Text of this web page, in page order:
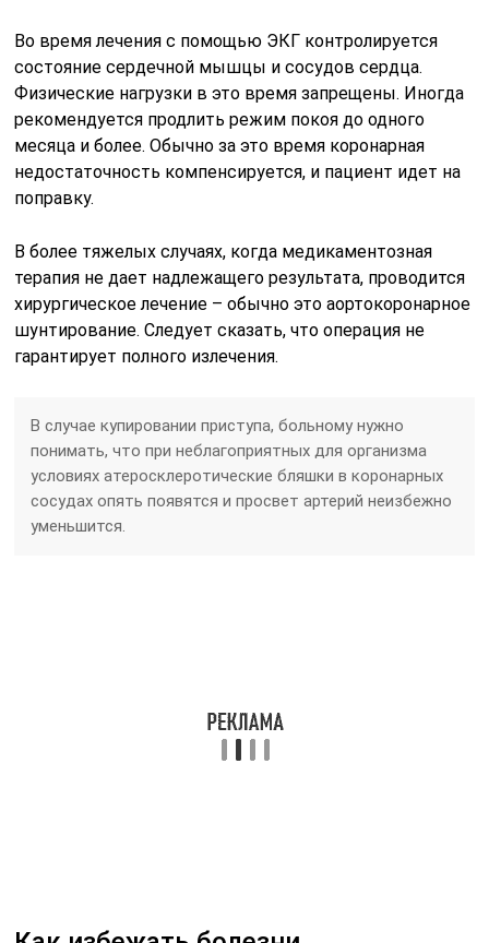
Во время лечения с помощью ЭКГ контролируется
состояние сердечной мышцы и сосудов сердца.
Физические нагрузки в это время запрещены. Иногда
рекомендуется продлить режим покоя до одного
месяца и более. Обычно за это время коронарная
недостаточность компенсируется, и пациент идет на
поправку.
В более тяжелых случаях, когда медикаментозная
терапия не дает надлежащего результата, проводится
хирургическое лечение – обычно это аортокоронарное
шунтирование. Следует сказать, что операция не
гарантирует полного излечения.
В случае купировании приступа, больному нужно
понимать, что при неблагоприятных для организма
условиях атеросклеротические бляшки в коронарных
сосудах опять появятся и просвет артерий неизбежно
уменьшится.